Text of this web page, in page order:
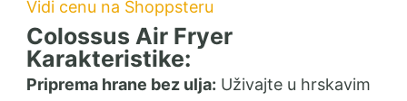
Vidi cenu na Shoppsteru
Colossus Air Fryer
Karakteristike:
Priprema hrane bez ulja: Uživajte u hrskavim